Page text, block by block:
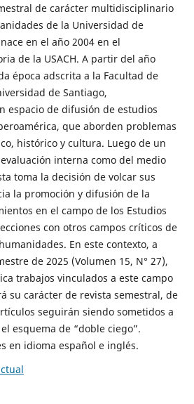
de carácter multidisciplinario
de la Universidad de
en el año 2004 en el
de la USACH. A partir del año
época adscrita a la Facultad de
de Santiago,
espacio de difusión de estudios
que aborden problemas
histórico y cultura. Luego de un
interna como del medio
toma la decisión de volcar sus
la promoción y difusión de la
en el campo de los Estudios
con otros campos críticos de
En este contexto, a
de 2025 (Volumen 15, N° 27),
trabajos vinculados a este campo
su carácter de revista semestral, de
seguirán siendo sometidos a
esquema de “doble ciego”.
en idioma español e inglés.